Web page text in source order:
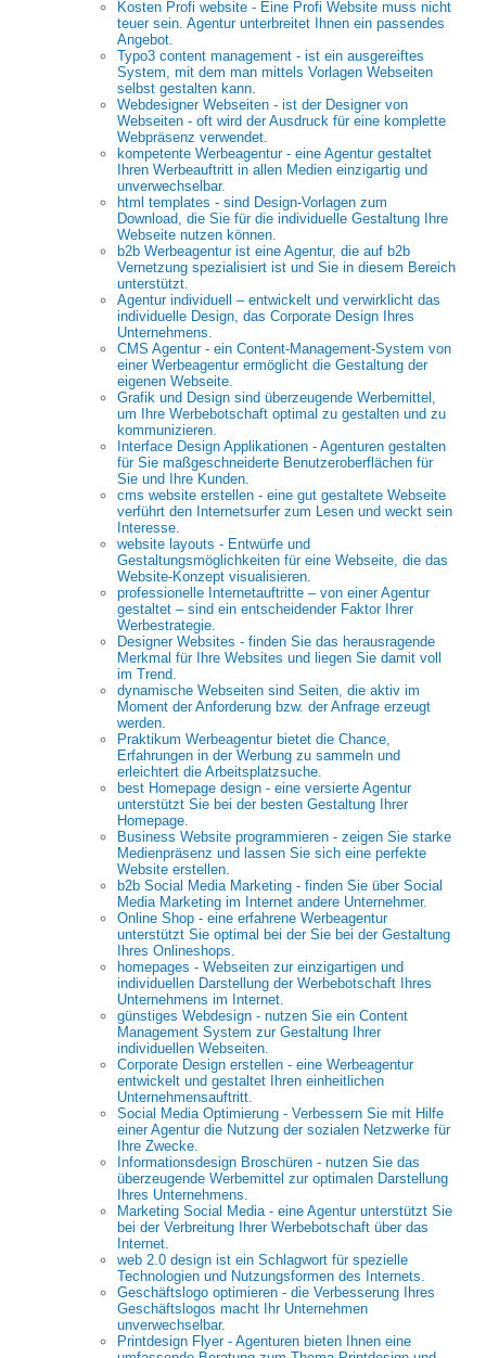
Kosten Profi website - Eine Profi Website muss nicht
teuer sein. Agentur unterbreitet Ihnen ein passendes
Angebot.
Typo3 content management - ist ein ausgereiftes
System, mit dem man mittels Vorlagen Webseiten
selbst gestalten kann.
Webdesigner Webseiten - ist der Designer von
Webseiten - oft wird der Ausdruck für eine komplette
Webpräsenz verwendet.
kompetente Werbeagentur - eine Agentur gestaltet
Ihren Werbeauftritt in allen Medien einzigartig und
unverwechselbar.
html templates - sind Design-Vorlagen zum
Download, die Sie für die individuelle Gestaltung Ihre
Webseite nutzen können.
b2b Werbeagentur ist eine Agentur, die auf b2b
Vernetzung spezialisiert ist und Sie in diesem Bereich
unterstützt.
Agentur individuell – entwickelt und verwirklicht das
individuelle Design, das Corporate Design Ihres
Unternehmens.
CMS Agentur - ein Content-Management-System von
einer Werbeagentur ermöglicht die Gestaltung der
eigenen Webseite.
Grafik und Design sind überzeugende Werbemittel,
um Ihre Werbebotschaft optimal zu gestalten und zu
kommunizieren.
Interface Design Applikationen - Agenturen gestalten
für Sie maßgeschneiderte Benutzeroberflächen für
Sie und Ihre Kunden.
cms website erstellen - eine gut gestaltete Webseite
verführt den Internetsurfer zum Lesen und weckt sein
Interesse.
website layouts - Entwürfe und
Gestaltungsmöglichkeiten für eine Webseite, die das
Website-Konzept visualisieren.
professionelle Internetauftritte – von einer Agentur
gestaltet – sind ein entscheidender Faktor Ihrer
Werbestrategie.
Designer Websites - finden Sie das herausragende
Merkmal für Ihre Websites und liegen Sie damit voll
im Trend.
dynamische Webseiten sind Seiten, die aktiv im
Moment der Anforderung bzw. der Anfrage erzeugt
werden.
Praktikum Werbeagentur bietet die Chance,
Erfahrungen in der Werbung zu sammeln und
erleichtert die Arbeitsplatzsuche.
best Homepage design - eine versierte Agentur
unterstützt Sie bei der besten Gestaltung Ihrer
Homepage.
Business Website programmieren - zeigen Sie starke
Medienpräsenz und lassen Sie sich eine perfekte
Website erstellen.
b2b Social Media Marketing - finden Sie über Social
Media Marketing im Internet andere Unternehmer.
Online Shop - eine erfahrene Werbeagentur
unterstützt Sie optimal bei der Sie bei der Gestaltung
Ihres Onlineshops.
homepages - Webseiten zur einzigartigen und
individuellen Darstellung der Werbebotschaft Ihres
Unternehmens im Internet.
günstiges Webdesign - nutzen Sie ein Content
Management System zur Gestaltung Ihrer
individuellen Webseiten.
Corporate Design erstellen - eine Werbeagentur
entwickelt und gestaltet Ihren einheitlichen
Unternehmensauftritt.
Social Media Optimierung - Verbessern Sie mit Hilfe
einer Agentur die Nutzung der sozialen Netzwerke für
Ihre Zwecke.
Informationsdesign Broschüren - nutzen Sie das
überzeugende Werbemittel zur optimalen Darstellung
Ihres Unternehmens.
Marketing Social Media - eine Agentur unterstützt Sie
bei der Verbreitung Ihrer Werbebotschaft über das
Internet.
web 2.0 design ist ein Schlagwort für spezielle
Technologien und Nutzungsformen des Internets.
Geschäftslogo optimieren - die Verbesserung Ihres
Geschäftslogos macht Ihr Unternehmen
unverwechselbar.
Printdesign Flyer - Agenturen bieten Ihnen eine